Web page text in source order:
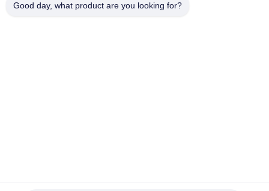
Good day, what product are you looking for?